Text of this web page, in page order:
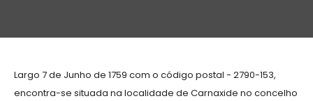
Largo 7 de Junho de 1759 com o código postal - 2790-153,
encontra-se situada na localidade de Carnaxide no concelho